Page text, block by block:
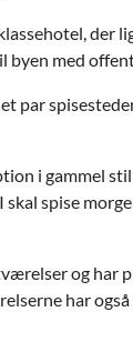
der
byen med
par
i gammel
spise
og har
har